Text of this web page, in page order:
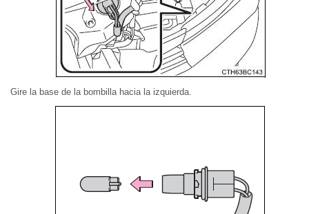
Gire la base de la bombilla hacia la izquierda.